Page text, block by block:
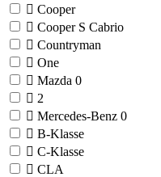
Cooper
Cooper S Cabrio
Countryman
One
Mazda 0
2
Mercedes-Benz 0
B-Klasse
C-Klasse
CLA